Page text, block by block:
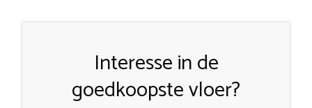
Interesse in de
goedkoopste vloer?